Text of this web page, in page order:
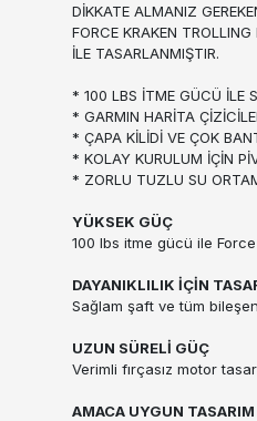
DİKKATE ALMANIZ
FORCE KRAKEN
İLE TASARLANMIŞTIR.
* 100 LBS İTME GÜCÜ İLE
* GARMIN HARİTA
* ÇAPA KİLİDİ VE ÇOK
* KOLAY KURULUM İÇİN
* ZORLU TUZLU SU
YÜKSEK GÜÇ
100 lbs itme gücü ile
DAYANIKLILIK İÇİN
Sağlam şaft ve tüm
UZUN SÜRELİ GÜÇ
Verimli fırçasız motor
AMACA UYGUN TASARIM